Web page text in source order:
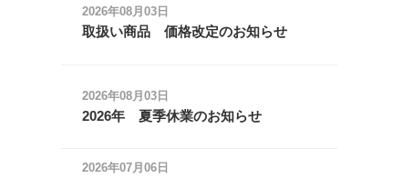
2026年08月03日
取扱い商品 価格改定のお知らせ
2026年08月03日
2026年 夏季休業のお知らせ
2026年07月06日